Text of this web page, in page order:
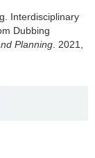
Interdisciplinary
Dubbing
Planning . 2021,